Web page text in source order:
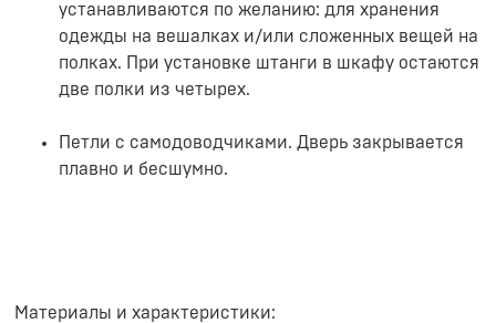
устанавливаются по желанию: для хранения
одежды на вешалках и/или сложенных вещей на
полках. При установке штанги в шкафу остаются
две полки из четырех.
Петли с самодоводчиками. Дверь закрывается
плавно и бесшумно.
Материалы и характеристики: